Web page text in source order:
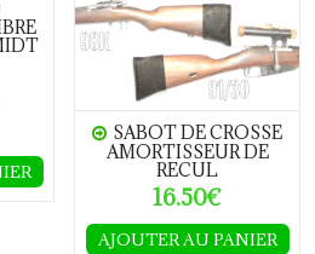
SABOT DE CROSSE
AMORTISSEUR DE
RECUL
16.50€
AJOUTER AU PANIER